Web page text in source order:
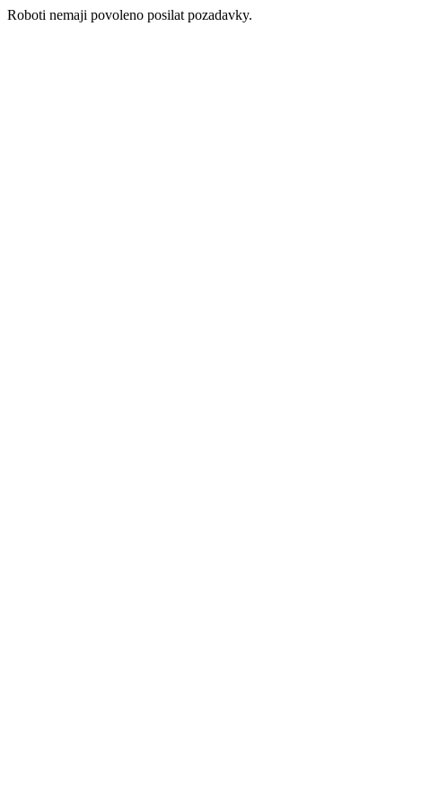
Roboti nemaji povoleno posilat pozadavky.